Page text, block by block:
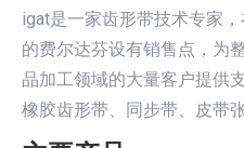
igat是一家齿形带技术专家
的费尔达芬设有销售点，为
品加工领域的大量客户提供
橡胶齿形带、同步带、皮带